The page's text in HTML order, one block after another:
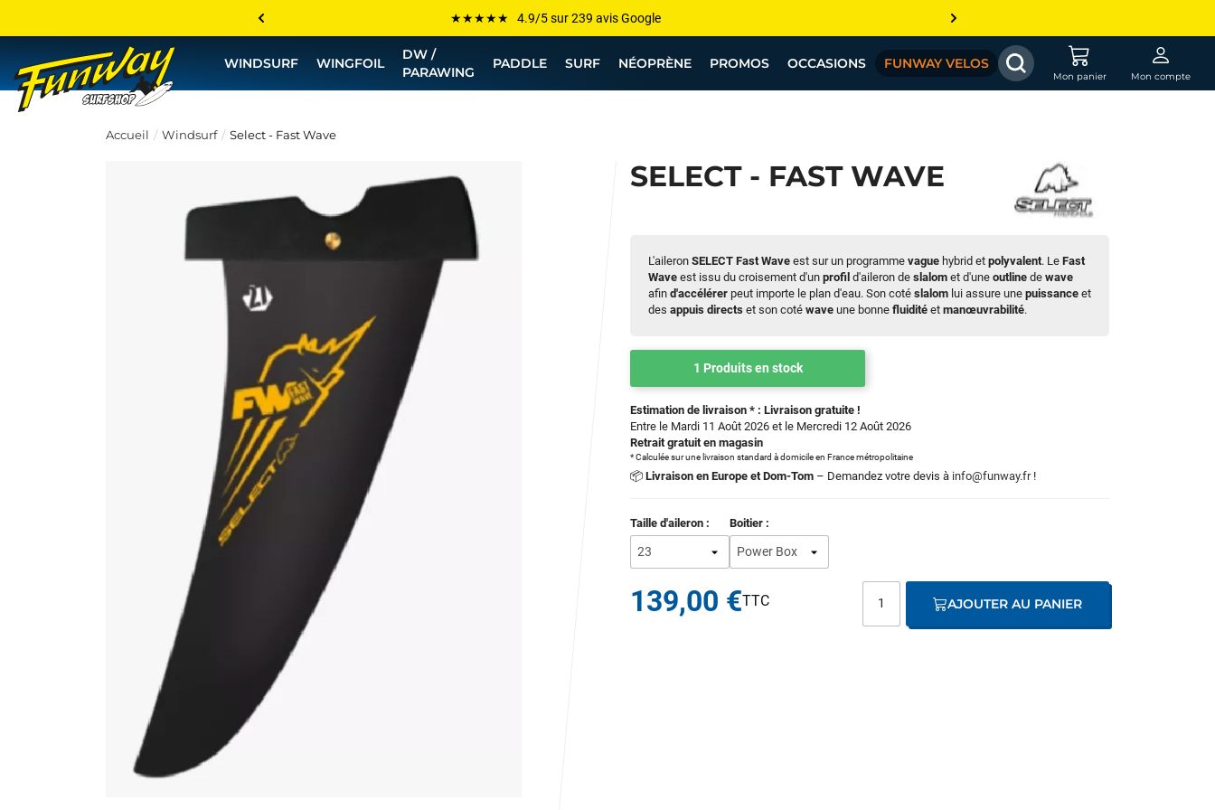
Les plus grandes marques sont chez Funway
Jusqu’à -75% de remise sur le windsurf, wingfoil, etc...
💰 Meilleur prix garanti — Moins cher ailleurs ? On s’aligne !
WINDSURF WINGFOIL
DW /
PARAWING
PADDLE SURF NÉOPRÈNE PROMOS OCCASIONS FUNWAY VELOS
Mon panier Mon compte
Accueil Windsurf Select - Fast Wave
SELECT - FAST WAVE
L'aileron SELECT Fast Wave est sur un programme vague hybrid et polyvalent. Le Fast
Wave est issu du croisement d'un profil d'aileron de slalom et d'une outline de wave
afin d'accélérer peut importe le plan d'eau. Son coté slalom lui assure une puissance et
des appuis directs et son coté wave une bonne fluidité et manœuvrabilité.
1 Produits en stock
Estimation de livraison * : Livraison gratuite !
Entre le Mardi 11 Août 2026 et le Mercredi 12 Août 2026
Retrait gratuit en magasin
* Calculée sur une livraison standard à domicile en France métropolitaine
📦 Livraison en Europe et Dom-Tom – Demandez votre devis à info@funway.fr!
Taille d'aileron : Boitier :
139,00 € AJOUTER AU PANIER